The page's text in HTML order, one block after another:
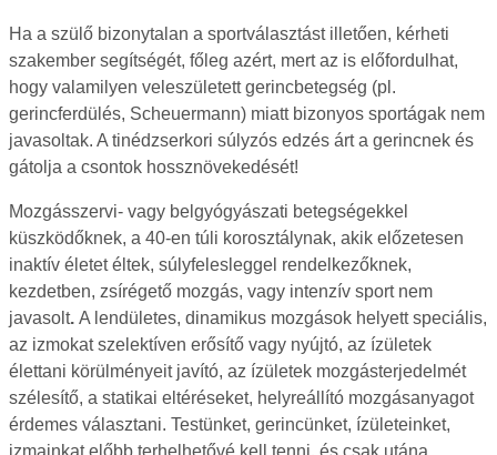
Ha a szülő bizonytalan a sportválasztást illetően, kérheti
szakember segítségét, főleg azért, mert az is előfordulhat,
hogy valamilyen veleszületett gerincbetegség (pl.
gerincferdülés, Scheuermann) miatt bizonyos sportágak nem
javasoltak. A tinédzserkori súlyzós edzés árt a gerincnek és
gátolja a csontok hossznövekedését!
Mozgásszervi- vagy belgyógyászati betegségekkel
küszködőknek, a 40-en túli korosztálynak, akik előzetesen
inaktív életet éltek, súlyfelesleggel rendelkezőknek,
kezdetben, zsírégető mozgás, vagy intenzív sport nem
javasolt. A lendületes, dinamikus mozgások helyett speciális,
az izmokat szelektíven erősítő vagy nyújtó, az ízületek
élettani körülményeit javító, az ízületek mozgásterjedelmét
szélesítő, a statikai eltéréseket, helyreállító mozgásanyagot
érdemes választani. Testünket, gerincünket, ízületeinket,
izmainkat előbb terhelhetővé kell tenni, és csak utána